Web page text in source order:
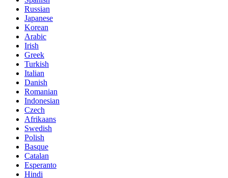
Russian
Japanese
Korean
Arabic
Irish
Greek
Turkish
Italian
Danish
Romanian
Indonesian
Czech
Afrikaans
Swedish
Polish
Basque
Catalan
Esperanto
Hindi